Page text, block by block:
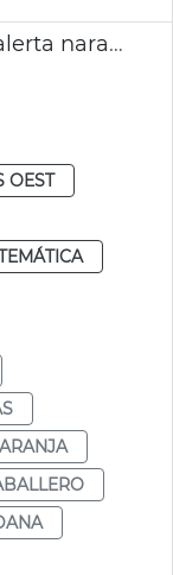
Suspensión clases València alerta naranja lluvias
OEST